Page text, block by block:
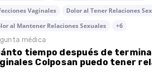
Vaginales
Dolor al Tener Relaciones
al Mantener Relaciones Sexuales
+6
médica
tiempo después de
Colposan puedo tener